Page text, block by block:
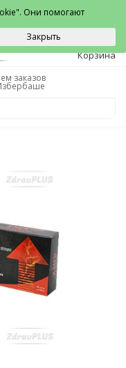
0
Корзина
заказов
Они помогают
Закрыть